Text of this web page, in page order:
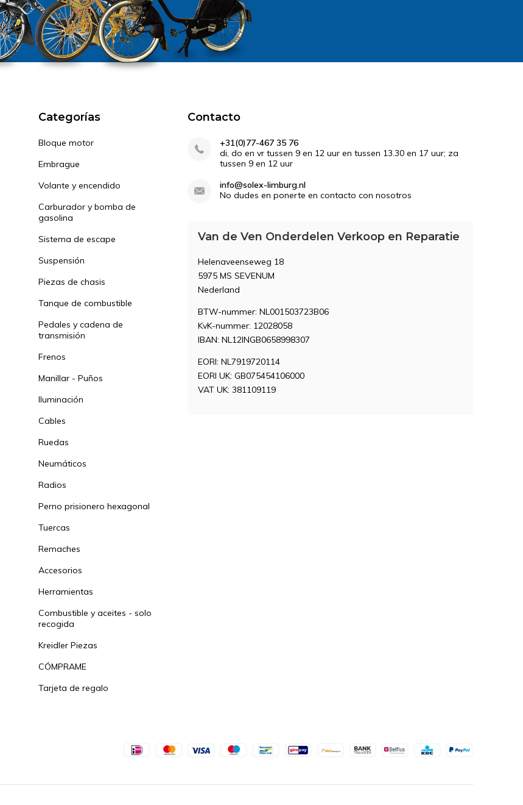
Categorías
Bloque motor
Embrague
Volante y encendido
Carburador y bomba de
gasolina
Sistema de escape
Suspensión
Piezas de chasis
Tanque de combustible
Pedales y cadena de
transmisión
Frenos
Manillar - Puños
Iluminación
Cables
Ruedas
Neumáticos
Radios
Perno prisionero hexagonal
Tuercas
Remaches
Accesorios
Herramientas
Combustible y aceites - solo
recogida
Kreidler Piezas
CÓMPRAME
Tarjeta de regalo
Contacto
+31(0)77-467 35 76
di, do en vr tussen 9 en 12 uur en tussen 13.30 en 17 uur; za
tussen 9 en 12 uur
info@solex-limburg.nl
No dudes en ponerte en contacto con nosotros
Van de Ven Onderdelen Verkoop en Reparatie
Helenaveenseweg 18
5975 MS SEVENUM
Nederland
BTW-nummer: NL001503723B06
KvK-nummer: 12028058
IBAN: NL12INGB0658998307
EORI: NL7919720114
EORI UK: GB075454106000
VAT UK: 381109119